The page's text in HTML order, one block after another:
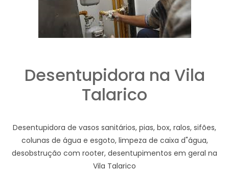
Desentupidora na Vila
Talarico
Desentupidora de vasos sanitários, pias, box, ralos, sifões,
colunas de água e esgoto, limpeza de caixa d"água,
desobstrução com rooter, desentupimentos em geral na
Vila Talarico